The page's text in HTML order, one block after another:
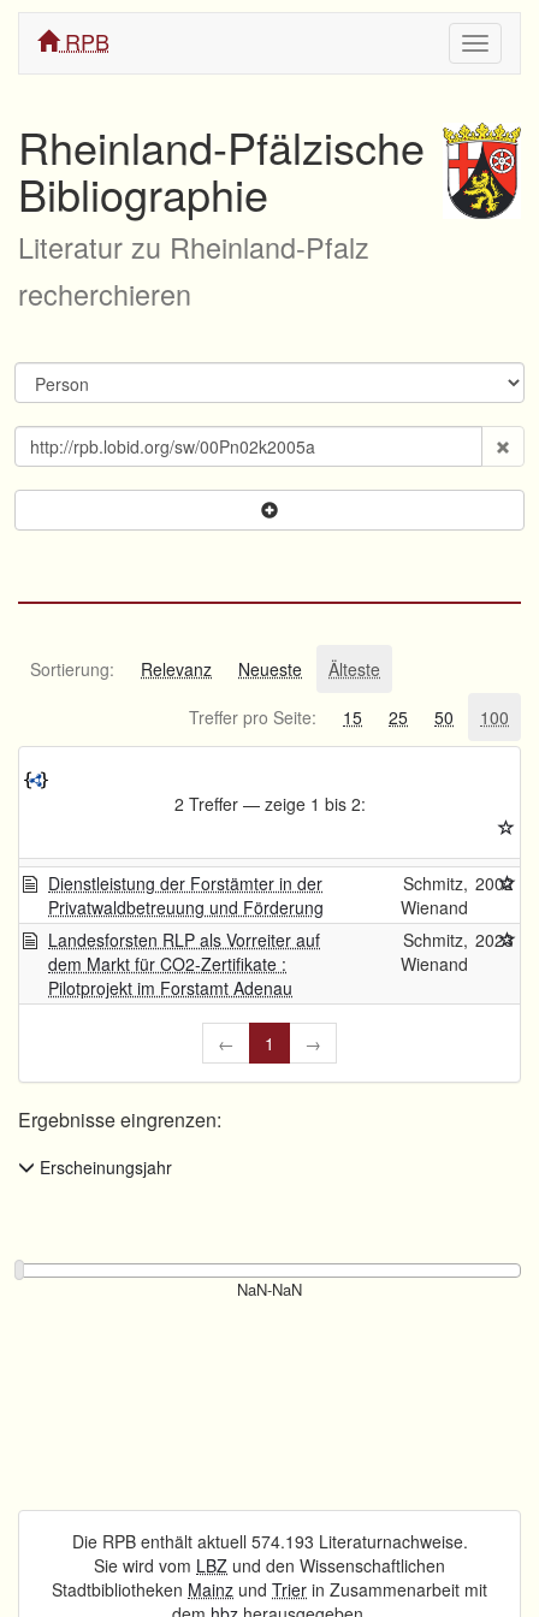
ein/
RPB
Rheinland-Pfälzische
Bibliographie
Literatur zu Rheinland-Pfalz
recherchieren
Sortierung: Relevanz Neueste
Älteste
Treffer pro Seite:
15 25 50 100
2 Treffer — zeige 1 bis 2:
Dienstleistung der Forstämter in der
Privatwaldbetreuung und Förderung
Schmitz,
Wienand
2002
Landesforsten RLP als Vorreiter auf
dem Markt für CO2-Zertifikate :
Pilotprojekt im Forstamt Adenau
Schmitz,
Wienand
2023
← 1 →
Ergebnisse eingrenzen:
Erscheinungsjahr
Die RPB enthält aktuell 574.193 Literaturnachweise.
Sie wird vom LBZ und den Wissenschaftlichen
Stadtbibliotheken Mainz und Trier in Zusammenarbeit mit